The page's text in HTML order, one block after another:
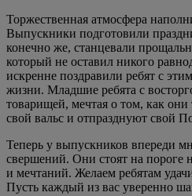
Торжественная атмосфера
Выпускники подготовили
конечно же, станцевали
который не оставил никого
искренне поздравили ребят с
жизни. Младшие ребята с
товарищей, мечтая о том, как они
свой вальс и отпразднуют свой
Теперь у выпускников впереди
свершений. Они стоят на пороге
и мечтаний. Желаем ребятам
Пусть каждый из вас уверенно